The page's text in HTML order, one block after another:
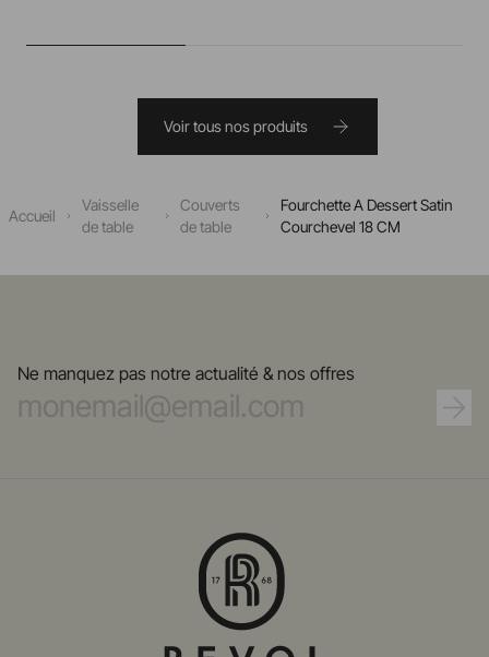
Voir tous nos produits
Accueil
Vaisselle
de table
Couverts
de table
Fourchette A Dessert Satin
Courchevel 18 CM
Ne manquez pas notre actualité & nos offres